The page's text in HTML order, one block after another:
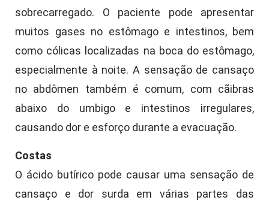
sobrecarregado. O paciente pode apresentar
muitos gases no estômago e intestinos, bem
como cólicas localizadas na boca do estômago,
especialmente à noite. A sensação de cansaço
no abdômen também é comum, com cãibras
abaixo do umbigo e intestinos irregulares,
causando dor e esforço durante a evacuação.
Costas
O ácido butírico pode causar uma sensação de
cansaço e dor surda em várias partes das